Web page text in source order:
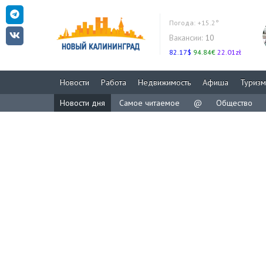
Погода: +15.2°
Вакансии: 10
82.17$ 94.84€ 22.01zł
Новости Работа Недвижимость Афиша Туризм
Новости дня
Самое читаемое @ Общество